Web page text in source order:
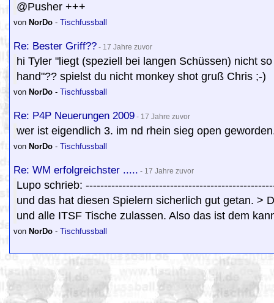
@Pusher +++
von NorDo - Tischfussball
Re: Bester Griff?? - 17 Jahre zuvor
hi Tyler "liegt (speziell bei langen Schüssen) nicht
hand"?? spielst du nicht monkey shot gruß Chris ;-)
von NorDo - Tischfussball
Re: P4P Neuerungen 2009 - 17 Jahre zuvor
wer ist eigendlich 3. im nd rhein sieg open
von NorDo - Tischfussball
Re: WM erfolgreichster ..... - 17 Jahre zuvor
Lupo schrieb:
und das hat diesen Spielern sicherlich gut getan. >
und alle ITSF Tische zulassen. Also das ist dem
von NorDo - Tischfussball